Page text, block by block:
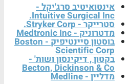
אינטואיטיב סרג'יקל -
Intuitive Surgical Inc.
סטרייקר - Stryker Corp.
מדטרוניק - Medtronic Inc
בוסטון סיינטיפיק - Boston
Scientific Corp
בקטון , דיקינסון ושות' -
Becton, Dickinson & Co
מדליין - Medline